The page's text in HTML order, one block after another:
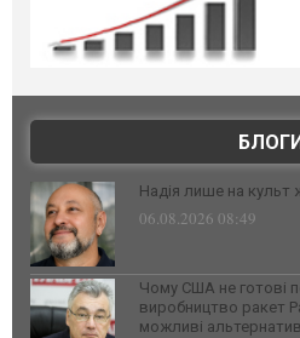
БЛОГИ
Надія лише на культ
06.08.2026 08:49
Чому США не готові
виробництво ракет
можливі